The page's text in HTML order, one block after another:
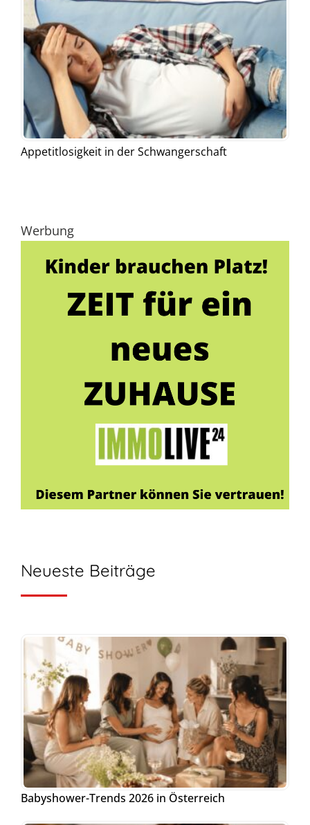
Appetitlosigkeit in der Schwangerschaft
Werbung
Neueste Beiträge
Babyshower-Trends 2026 in Österreich